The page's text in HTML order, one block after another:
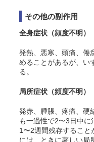
その他の副作用
全身症状 （頻度不明）
発熱、悪寒、頭痛、倦
めることがあるが、い
る。
局所症状 （頻度不明）
発赤、腫脹、疼痛、硬
も一過性で2〜3日中
1〜2週間残存するこ
には、ときに著しい局